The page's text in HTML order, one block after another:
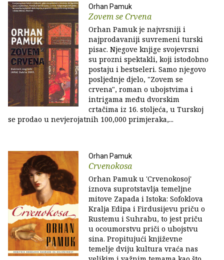
Orhan Pamuk
Zovem se Crvena
Orhan Pamuk je najvrsniji i
najprodavaniji suvremeni turski
pisac. Njegove knjige svojevrsni
su prozni spektakli, koji istodobno
postaju i bestseleri. Samo njegovo
posljednje djelo, "Zovem se
crvena", roman o ubojstvima i
intrigama među dvorskim
crtačima iz 16. stoljeća, u Turskoj
se prodao u nevjerojatnih 100,000 primjeraka,...
Orhan Pamuk
Crvenokosa
Orhan Pamuk u 'Crvenokosoj'
iznova suprotstavlja temeljne
mitove Zapada i Istoka: Sofoklova
Kralja Edipa i Firdusijevu priču o
Rustemu i Suhrabu, to jest priču
u ocoumorstvu priči o ubojstvu
sina. Propitujući književne
temelje dviju kultura vraća nas